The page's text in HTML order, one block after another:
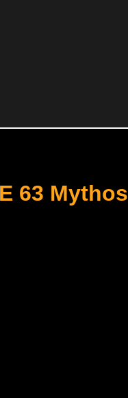
63 Mythos